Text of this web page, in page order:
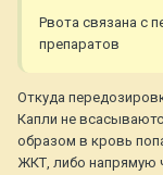
Рвота связана с
препаратов
Откуда
Капли не
образом в кровь
ЖКТ, либо напрямую